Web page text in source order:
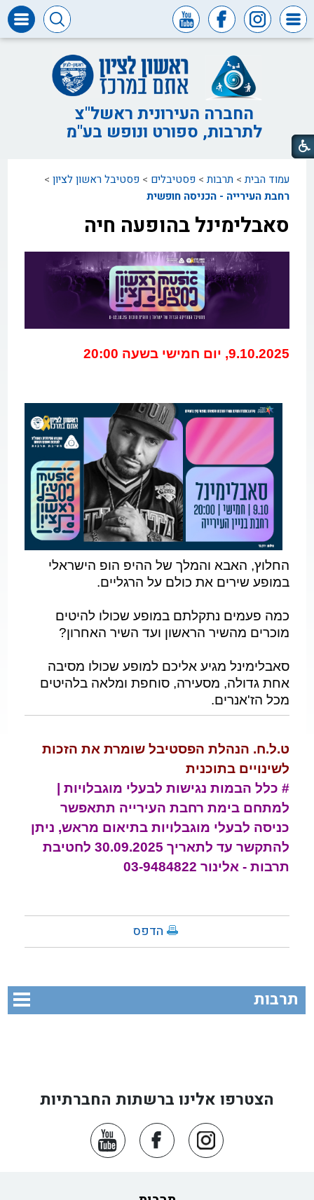
ומכרזים
חופש
המידע
דבר
ראש
דבר
המנכ"ל
דירקטוריון
החברה
קשר
החברה העירונית ראשל"צ
לתרבות, ספורט ונופש בע"מ
עמוד הבית >תרבות >פסטיבלים >פסטיבל ראשון לציון >
רחבת העירייה - הכניסה חופשית
סאבלימינל בהופעה חיה
9.10.2025, יום חמישי בשעה 20:00
החלוץ, האבא והמלך של ההיפ הופ הישראלי
במופע שירים את כולם על הרגליים.
כמה פעמים נתקלתם במופע שכולו להיטים
מוכרים מהשיר הראשון ועד השיר האחרון?
סאבלימינל מגיע אליכם למופע שכולו מסיבה
אחת גדולה, מסעירה, סוחפת ומלאה בלהיטים
מכל הז'אנרים.
ט.ל.ח. הנהלת הפסטיבל שומרת את הזכות
לשינויים בתוכנית
# כלל הבמות נגישות לבעלי מוגבלויות |
למתחם בימת רחבת העירייה תתאפשר
כניסה לבעלי מוגבלויות בתיאום מראש, ניתן
להתקשר עד לתאריך 30.09.2025 לחטיבת
תרבות - אלינור 03-9484822
הדפס
תרבות
הצטרפו אלינו ברשתות החברתיות